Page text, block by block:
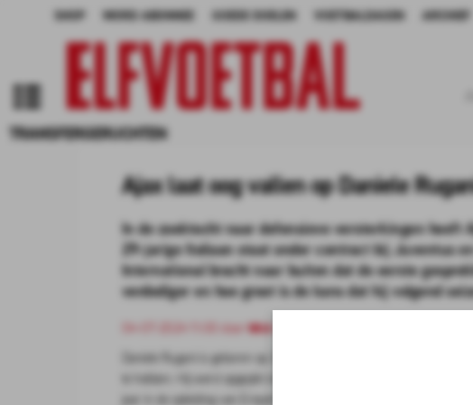
SHOP WORD ABONNEE GOEDE DOELEN VOETBALDAGEN ARCHIEF
TRANSFERGERUCHTEN
Ajax laat oog vallen op Daniele
In de zoektocht naar defensieve versterkingen heeft
29-jarige Italiaan staat onder contract bij Juventus
International bracht naar buiten dat de eerste
verdediger en hoe groot is de kans dat hij volgend
04-07-2024 11:00 doorMick van Dijk
Daniele Rugani is geboren op 29 april 1994 in Lucca, een stad ten
te hebben. Hij werd opgepikt door Empoli toen hij pas zes jaar oud
jaar in de opleiding van Empoli te hebben gespeeld verkaste Rugani